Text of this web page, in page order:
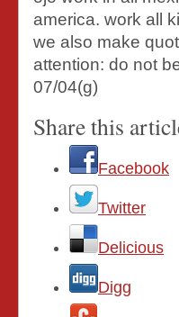
america. work all
we also make
attention: do not
07/04(g)
Share this
Facebook
Twitter
Delicious
Digg